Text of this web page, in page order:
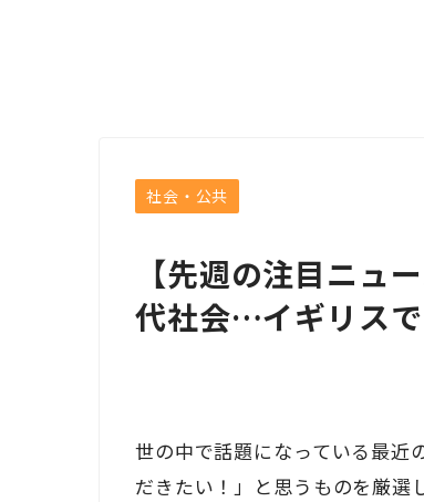
社会・公共
【先週の注目ニュ
代社会…イギリス
世の中で話題になっている最近
だきたい！」と思うものを厳選